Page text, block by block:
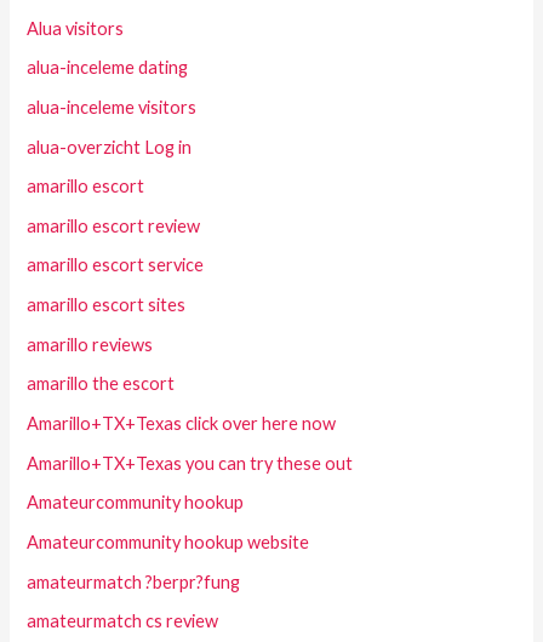
Alua visitors
alua-inceleme dating
alua-inceleme visitors
alua-overzicht Log in
amarillo escort
amarillo escort review
amarillo escort service
amarillo escort sites
amarillo reviews
amarillo the escort
Amarillo+TX+Texas click over here now
Amarillo+TX+Texas you can try these out
Amateurcommunity hookup
Amateurcommunity hookup website
amateurmatch ?berpr?fung
amateurmatch cs review